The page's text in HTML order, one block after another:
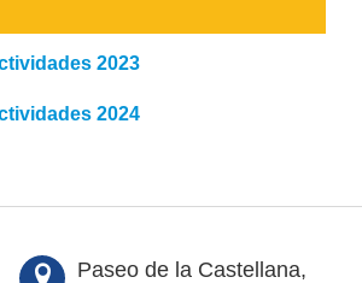
2023
2024
Paseo de la Castellana,